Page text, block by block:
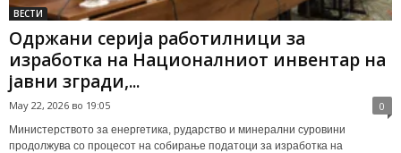
ВЕСТИ
Одржани серија работилници за
изработка на Националниот инвентар на
јавни згради,...
May 22, 2026 во 19:05 0
Министерството за енергетика, рударство и минерални суровини
продолжува со процесот на собирање податоци за изработка на